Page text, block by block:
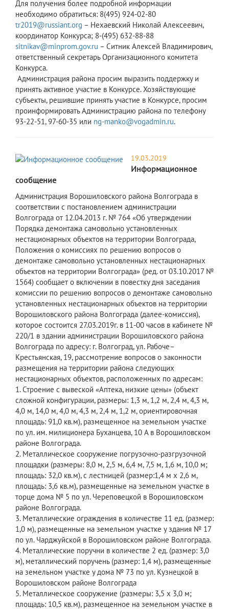
Для получения более подробной информации
необходимо обратиться: 8(495) 924-02-80
tr2019@russiant.org – Нехаевский Николай Алексеевич,
координатор Конкурса; 8-(495) 632-88-88
sitnikav@minprom.gov.ru – Ситник Алексей Владимирович,
ответственный секретарь Организационного комитета
Конкурса.
Администрация района просим выразить поддержку и
принять активное участие в Конкурсе. Хозяйствующие
субъекты, решившие принять участие в Конкурсе, просим
проинформировать Администрацию района по телефону
93-22-51, 97-60-35 или ng-manko@vogadmin.ru.
19.03.2019
Информационное
сообщение
Администрация Ворошиловского района Волгограда в
соответствии с постановлением администрации
Волгограда от 12.04.2013 г. № 764 «Об утверждении
Порядка демонтажа самовольно установленных
нестационарных объектов на территории Волгограда,
Положения о комиссиях по решению вопросов о
демонтаже самовольно установленных нестационарных
объектов на территории Волгограда» (ред. от 03.10.2017 №
1564) сообщает о включении в повестку дня заседания
комиссии по решению вопросов о демонтаже самовольно
установленных нестационарных объектов на территории
Ворошиловского района Волгограда (далее-комиссия),
которое состоится 27.03.2019г. в 11-00 часов в кабинете №
220/1 в здании администрации Ворошиловского района
Волгограда по адресу: г. Волгоград, ул. Рабоче–
Крестьянская, 19, рассмотрение вопросов о законности
размещения на территории района следующих
нестационарных объектов, расположенных по адресам:
1. Строение с вывеской «Аптека, низкие цены» (объект
сложной конфигурации, размеры: 1,3 м, 1,2 м, 2,4 м, 4,3 м,
4,0 м, 14,0 м, 4,0 м, 4,3 м, 2,4 м, 1,2 м, ориентировочная
площадь: 91,0 кв.м), размещенное на земельном участке
по ул. им. милиционера Буханцева, 10 А в Ворошиловском
районе Волгограда.
2. Металлическое сооружение погрузочно-разгрузочной
площадки (размеры: 8,0 м, 2,5 м, 6,4 м, 7,5 м, 1,6 м, 10,0 м;
площадь: 32,0 кв.м), с лестницей (размер:1,4 м х 2,6 м,
площадь: 3,6 кв.м), размещенные на земельном участке в
торце дома № 5 по ул. Череповецкой в Ворошиловском
районе Волгограда.
3. Металлические ограждения в количестве 11 ед. (размер:
1,0 м), размещенные на земельном участке у здания № 17
по ул. Чарджуйской в Ворошиловском районе Волгограда.
4. Металлические поручни в количестве 2 ед. (размер: 3,0
м), металлический поручень (размер: 1,4 м), размещенные
на земельном участке у дома № 73 по ул. Кузнецкой в
Ворошиловском районе Волгограда
5. Металлическое сооружение (размеры: 3,5 х 3,0 м;
площадь: 10,5 кв.м), размещенное на земельном участке в